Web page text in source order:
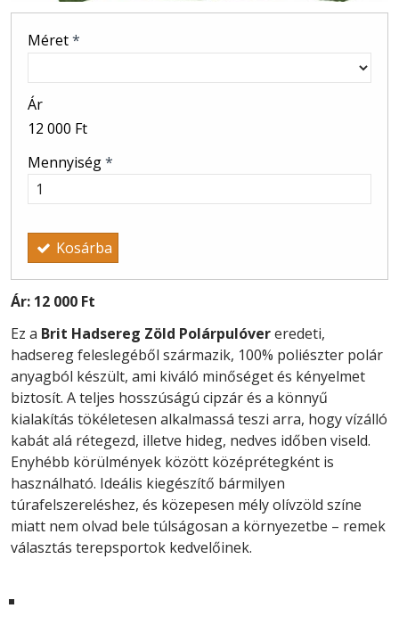
Méret*
Ár
12 000 Ft
Mennyiség*
Kosárba
Ár: 12 000 Ft
Ez a Brit Hadsereg Zöld Polárpulóvereredeti,
hadsereg feleslegéből származik, 100% poliészter polár
anyagból készült, ami kiváló minőséget és kényelmet
biztosít. A teljes hosszúságú cipzár és a könnyű
kialakítás tökéletesen alkalmassá teszi arra, hogy vízálló
kabát alá rétegezd, illetve hideg, nedves időben viseld.
Enyhébb körülmények között középrétegként is
használható. Ideális kiegészítő bármilyen
túrafelszereléshez, és közepesen mély olívzöld színe
miatt nem olvad bele túlságosan a környezetbe – remek
választás terepsportok kedvelőinek.